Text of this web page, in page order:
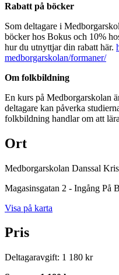
Rabatt på böcker
Som deltagare i
böcker hos Bokus och 10%
hur du utnyttjar din rabatt här.
medborgarskolan/formaner/
Om folkbildning
En kurs på Medborgarskolan
deltagare kan påverka
folkbildning handlar om att
Ort
Medborgarskolan Danssal
Magasinsgatan 2 - Ingång På
Visa på karta
Pris
Deltagaravgift: 1 180 kr